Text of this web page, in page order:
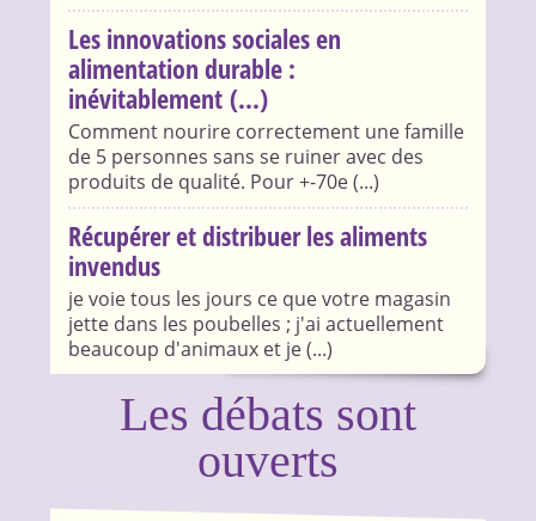
Les innovations sociales en
alimentation durable :
inévitablement (...)
Comment nourire correctement une famille
de 5 personnes sans se ruiner avec des
produits de qualité. Pour +-70e (...)
Récupérer et distribuer les aliments
invendus
je voie tous les jours ce que votre magasin
jette dans les poubelles ; j'ai actuellement
beaucoup d'animaux et je (...)
Les débats sont
ouverts